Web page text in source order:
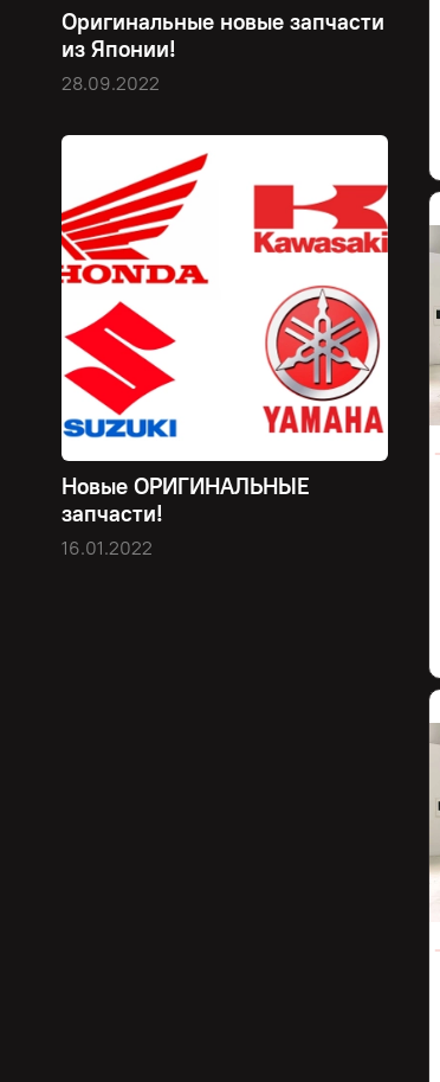
Оригинальные новые запчасти
из Японии!
28.09.2022
Новые ОРИГИНАЛЬНЫЕ
запчасти!
16.01.2022